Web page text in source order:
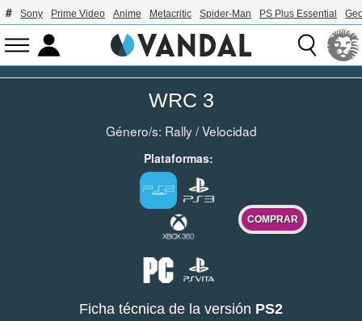
Sony Prime Video Anime Metacritic Spider-Man PS Plus Essential
WRC 3
Género/s: Rally/Velocidad
Plataformas:
COMPRAR
Ficha técnica de la versión PS2